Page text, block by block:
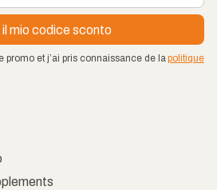
promo et j’ai pris connaissance de lapolitique